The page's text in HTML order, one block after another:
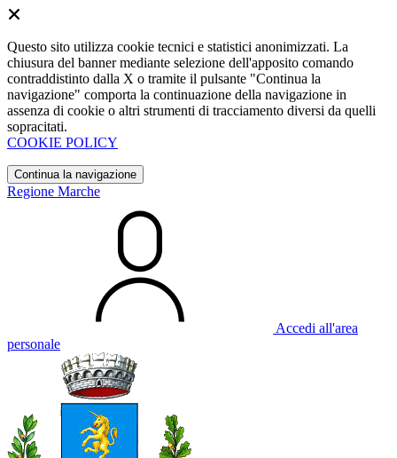
Questo sito utilizza cookie tecnici e statistici anonimizzati. La
chiusura del banner mediante selezione dell'apposito comando
contraddistinto dalla X o tramite il pulsante "Continua la
navigazione" comporta la continuazione della navigazione in
assenza di cookie o altri strumenti di tracciamento diversi da quelli
sopracitati.
COOKIE POLICY
Continua la navigazione
Regione Marche
Accedi all'area
personale